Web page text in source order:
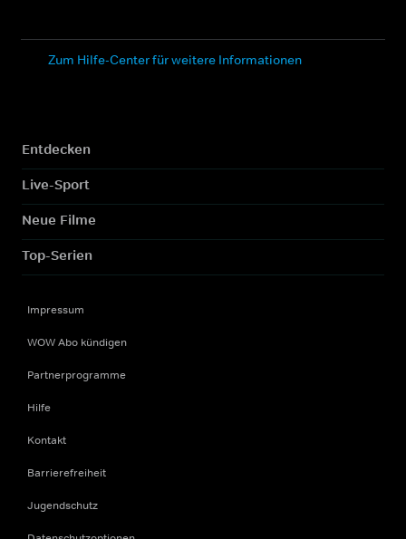
Zum Hilfe-Center für weitere Informationen
Entdecken
Live-Sport
Neue Filme
Top-Serien
Impressum
WOW Abo kündigen
Partnerprogramme
Hilfe
Kontakt
Barrierefreiheit
Jugendschutz